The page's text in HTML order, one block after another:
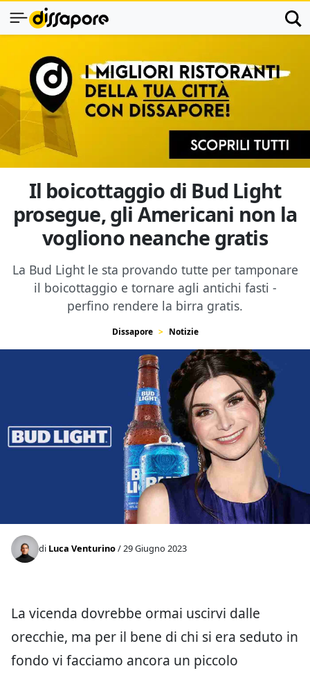
Il boicottaggio di Bud Light
prosegue, gli Americani non la
vogliono neanche gratis
La Bud Light le sta provando tutte per tamponare
il boicottaggio e tornare agli antichi fasti -
perfino rendere la birra gratis.
Dissapore Notizie
di Luca Venturino/ 29 Giugno 2023
La vicenda dovrebbe ormai uscirvi dalle
orecchie, ma per il bene di chi si era seduto in
fondo vi facciamo ancora un piccolo